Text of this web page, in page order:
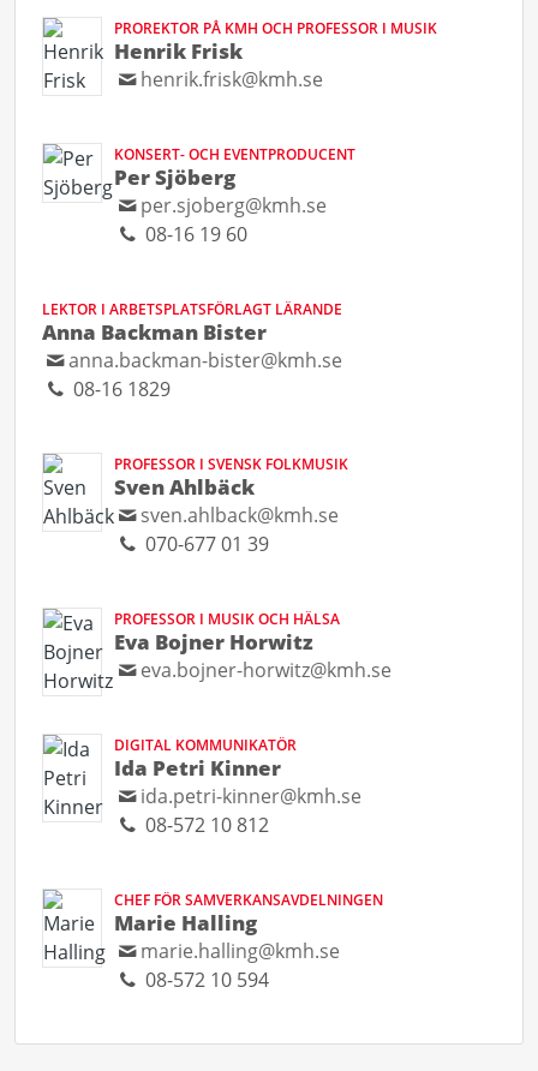
PROREKTOR PÅ KMH OCH PROFESSOR I MUSIK
Henrik Frisk
henrik.frisk@kmh.se
KONSERT- OCH EVENTPRODUCENT
Per Sjöberg
per.sjoberg@kmh.se
08-16 19 60
LEKTOR I ARBETSPLATSFÖRLAGT LÄRANDE
Anna Backman Bister
anna.backman-bister@kmh.se
08-16 1829
PROFESSOR I SVENSK FOLKMUSIK
Sven Ahlbäck
sven.ahlback@kmh.se
070-677 01 39
PROFESSOR I MUSIK OCH HÄLSA
Eva Bojner Horwitz
eva.bojner-horwitz@kmh.se
DIGITAL KOMMUNIKATÖR
Ida Petri Kinner
ida.petri-kinner@kmh.se
08-572 10 812
CHEF FÖR SAMVERKANSAVDELNINGEN
Marie Halling
marie.halling@kmh.se
08-572 10 594